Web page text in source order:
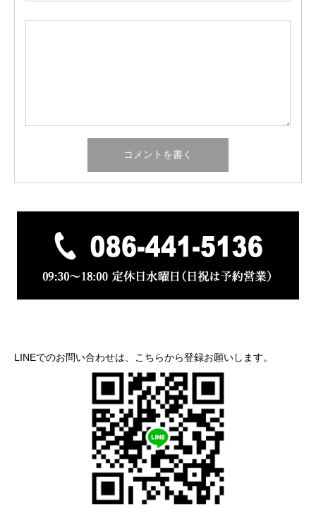
LINEでのお問い合わせは、こちらから登録お願いします。